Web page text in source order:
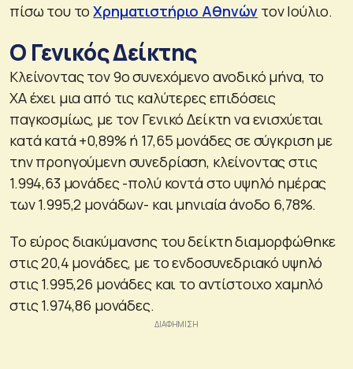
πίσω του τοΧρηματιστήριο Αθηνών τον Ιούλιο.
Ο Γενικός Δείκτης
Κλείνοντας τον 9ο συνεχόμενο ανοδικό μήνα, το
ΧΑ έχει μια από τις καλύτερες επιδόσεις
παγκοσμίως, με τον Γενικό Δείκτη να ενισχύεται
κατά κατά +0,89% ή 17,65 μονάδες σε σύγκριση με
την προηγούμενη συνεδρίαση, κλείνοντας στις
1.994,63 μονάδες -πολύ κοντά στο υψηλό ημέρας
των 1.995,2 μονάδων- και μηνιαία άνοδο 6,78%.
Το εύρος διακύμανσης του δείκτη διαμορφώθηκε
στις 20,4 μονάδες, με το ενδοσυνεδριακό υψηλό
στις 1.995,26 μονάδες και το αντίστοιχο χαμηλό
στις 1.974,86 μονάδες.